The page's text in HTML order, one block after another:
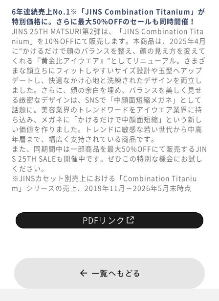
6年連続売上No.1※「JINS Combination Titanium」が
特別価格に。さらに最大50%OFFのセールも同時開催！
JINS 25TH MATSURI第2弾は、「JINS Combination Tita
nium」を10%OFFにて販売します。本商品は、2025年4月
に“かけるだけで顔のバランスを整え、顔の見え方を変えて
くれる『黄金比アイウエア』”としてリニューアル。さまざ
まな顔立ちにフィットしやすいサイズ設計や玉型へアップ
デートし、快適なかけ心地と洗練されたデザインを両立し
ました。さらに、顔の余白を埋め、バランスを美しく見せ
る緻密なデザインは、SNSで「中顔面短縮メガネ」として
話題に。美容業界のトレンドワードをアイウエア業界に持
ち込み、メガネに「かけるだけで中顔面短縮」という新し
い価値を作りました。トレンドに敏感な若い世代から中高
年層まで、幅広く支持されている商品です。
また、同期間中は一部商品を最大50%OFFにて販売するJIN
S 25TH SALEも開催中です。ぜひこの特別な機会にお試し
ください。
※JINSカセット別売上における「Combination Titaniu
m」シリーズの売上、2019年11月－2026年5月末時点
PDFリンク
一覧へもどる